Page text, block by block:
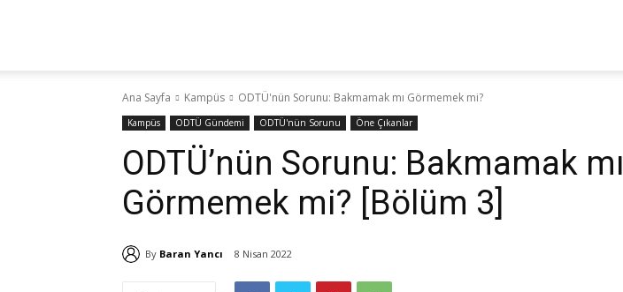
Hocam!
Ana Sayfa Kampüs ODTÜ'nün Sorunu: Bakmamak mı Görmemek mi?
Kampüs ODTÜ Gündemi ODTÜ'nün Sorunu Öne Çıkanlar
ODTÜ’nün Sorunu: Bakmamak mı
Görmemek mi? [Bölüm 3]
By Baran Yancı 8 Nisan 2022